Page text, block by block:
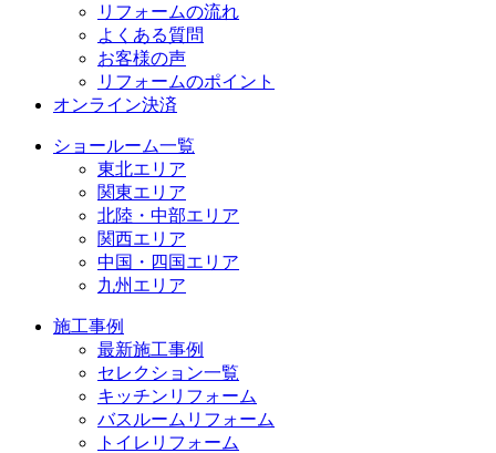
リフォームの流れ
よくある質問
お客様の声
リフォームのポイント
オンライン決済
ショールーム一覧
東北エリア
関東エリア
北陸・中部エリア
関西エリア
中国・四国エリア
九州エリア
施工事例
最新施工事例
セレクション一覧
キッチンリフォーム
バスルームリフォーム
トイレリフォーム